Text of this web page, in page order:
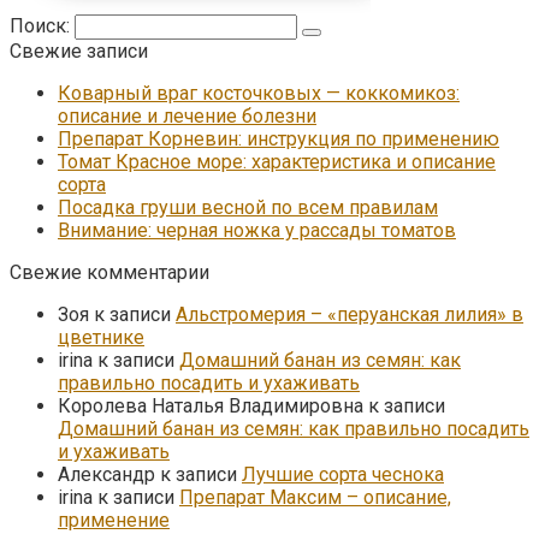
Поиск:
Свежие записи
Коварный враг косточковых — коккомикоз:
описание и лечение болезни
Препарат Корневин: инструкция по применению
Томат Красное море: характеристика и описание
сорта
Посадка груши весной по всем правилам
Внимание: черная ножка у рассады томатов
Свежие комментарии
Зоя к записи Альстромерия – «перуанская лилия» в
цветнике
irina к записи Домашний банан из семян: как
правильно посадить и ухаживать
Королева Наталья Владимировна к записи
Домашний банан из семян: как правильно посадить
и ухаживать
Александр к записи Лучшие сорта чеснока
irina к записи Препарат Максим – описание,
применение